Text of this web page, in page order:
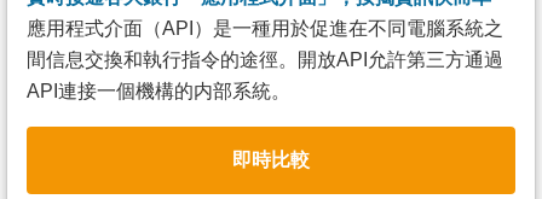
應用程式介面（API）是一種用於促進在不同電腦系統之
間信息交換和執行指令的途徑。開放API允許第三方通過
API連接一個機構的内部系統。
即時比較